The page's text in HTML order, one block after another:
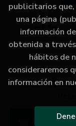
Añadir a
2026 ©
publicitarios
una página
información
obtenida a
hábitos de
consideraremos
información en